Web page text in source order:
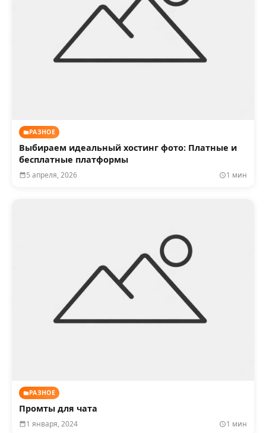
РАЗНОЕ
Выбираем идеальный хостинг фото: Платные и
бесплатные платформы
5 апреля, 2026 1 мин
РАЗНОЕ
Промты для чата
1 января, 2024 1 мин